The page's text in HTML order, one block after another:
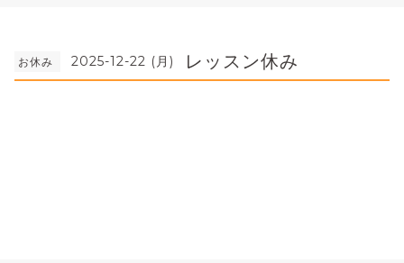
お休み 2025-12-22 (月) レッスン休み